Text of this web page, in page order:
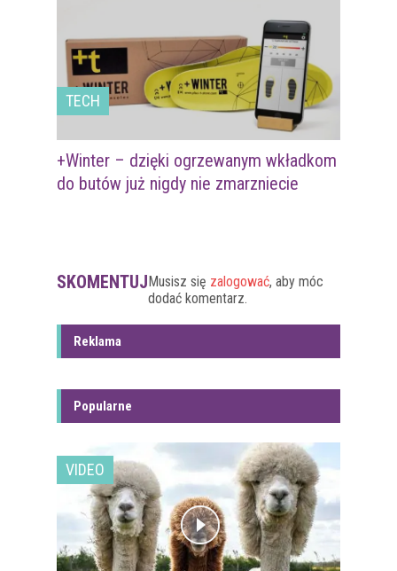
TECH
+Winter – dzięki ogrzewanym wkładkom
do butów już nigdy nie zmarzniecie
SKOMENTUJMusisz się zalogować, aby móc
dodać komentarz.
Reklama
Popularne
VIDEO